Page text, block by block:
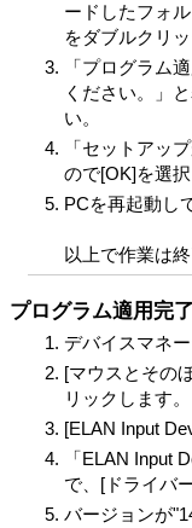
ードしたフォ
をダブルクリ
「プログラム
ください。」
い。
「セットアッ
ので[OK]を選択
PCを再起動し
以上で作業は終
プログラム適用完
デバイスマネ
[マウスとその
リックします。
[ELAN Input
「ELAN Input
で、[ドライバ
バージョンが